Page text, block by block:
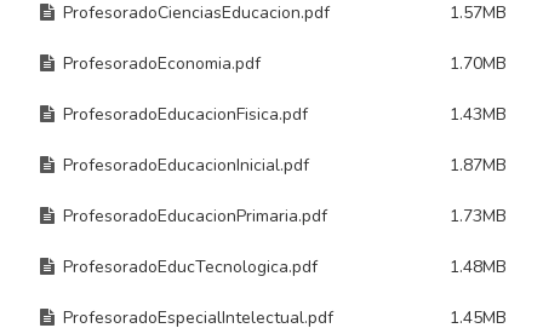
ProfesoradoCienciasEducacion.pdf 1.57MB
ProfesoradoEconomia.pdf 1.70MB
ProfesoradoEducacionFisica.pdf 1.43MB
ProfesoradoEducacionInicial.pdf 1.87MB
ProfesoradoEducacionPrimaria.pdf 1.73MB
ProfesoradoEducTecnologica.pdf 1.48MB
ProfesoradoEspecialIntelectual.pdf 1.45MB